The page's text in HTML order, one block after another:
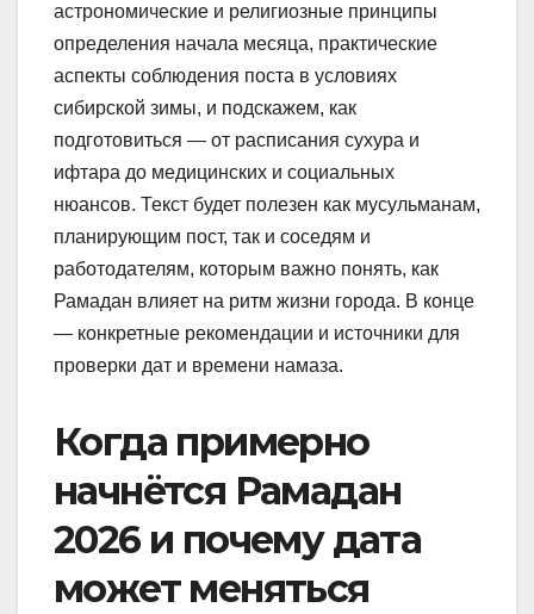
астрономические и религиозные принципы
определения начала месяца, практические
аспекты соблюдения поста в условиях
сибирской зимы, и подскажем, как
подготовиться — от расписания сухура и
ифтара до медицинских и социальных
нюансов. Текст будет полезен как мусульманам,
планирующим пост, так и соседям и
работодателям, которым важно понять, как
Рамадан влияет на ритм жизни города. В конце
— конкретные рекомендации и источники для
проверки дат и времени намаза.
Когда примерно
начнётся Рамадан
2026 и почему дата
может меняться